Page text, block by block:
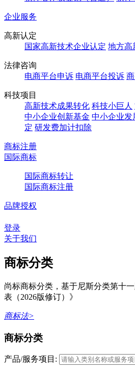
企业服务
高新认定
国家高新技术企业认定 地方高
法律咨询
电商平台申诉 电商平台投诉
科技项目
高新技术成果转化 科技小巨人
中小企业创新基金 中小企业发
定 研发费加计扣除
商标注册
国际商标
国际商标转让
国际商标注册
品牌授权
登录
关于我们
商标分类
尚标商标分类，基于尼斯分类第十
表（2026版修订）》
商标法>
商标分类
产品/服务项目: